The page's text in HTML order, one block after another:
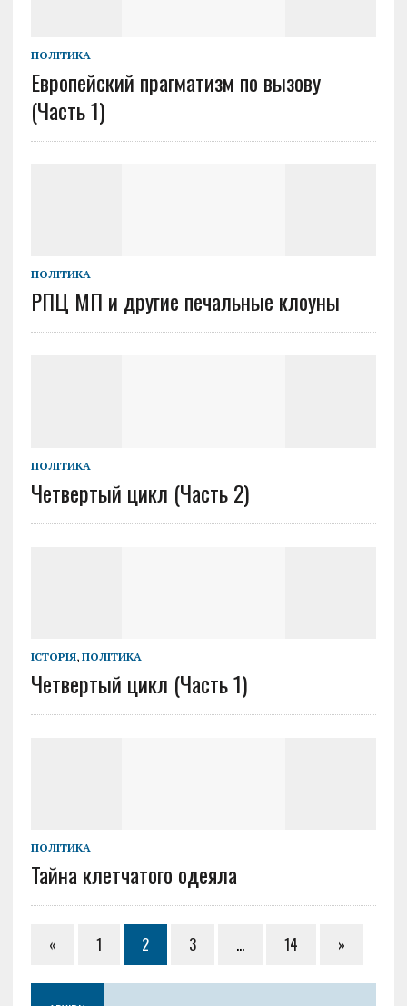
ПОЛІТИКА
Европейский прагматизм по вызову
(Часть 1)
ПОЛІТИКА
РПЦ МП и другие печальные клоуны
ПОЛІТИКА
Четвертый цикл (Часть 2)
ІСТОРІЯ, ПОЛІТИКА
Четвертый цикл (Часть 1)
ПОЛІТИКА
Тайна клетчатого одеяла
« 1 2 3 … 14 »